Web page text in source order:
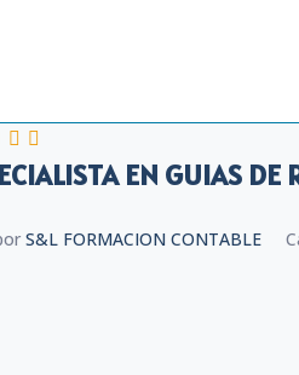
EN GUIAS DE
S&L FORMACION CONTABLE